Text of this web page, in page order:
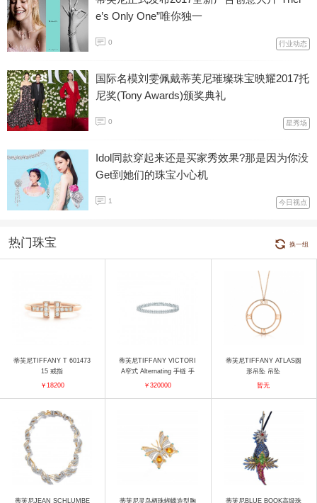
e’s Only One”唯你独一
0 行业动态
国际名模刘雯佩戴蒂芙尼璀璨珠宝映耀2017托
尼奖(Tony Awards)颁奖典礼
0 星秀场
Idol同款穿起来还是买家秀效果?那是因为你没
Get到她们的珠宝小心机
1 今日视点
热门珠宝 换一组
蒂芙尼TIFFANY T 601473
15 戒指
￥18200
蒂芙尼TIFFANY VICTORI
A窄式 Alternating 手链 手
镯
￥320000
蒂芙尼TIFFANY ATLAS圆
形吊坠 吊坠
暂无
蒂芙尼JEAN SCHLUMBE 蒂芙尼灵鸟栖珠蝴蝶造型胸 蒂芙尼BLUE BOOK高级珠